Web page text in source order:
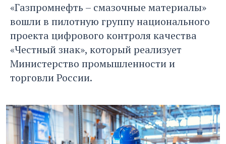
«Газпромнефть – смазочные материалы»
вошли в пилотную группу национального
проекта цифрового контроля качества
«Честный знак», который реализует
Министерство промышленности и
торговли России.